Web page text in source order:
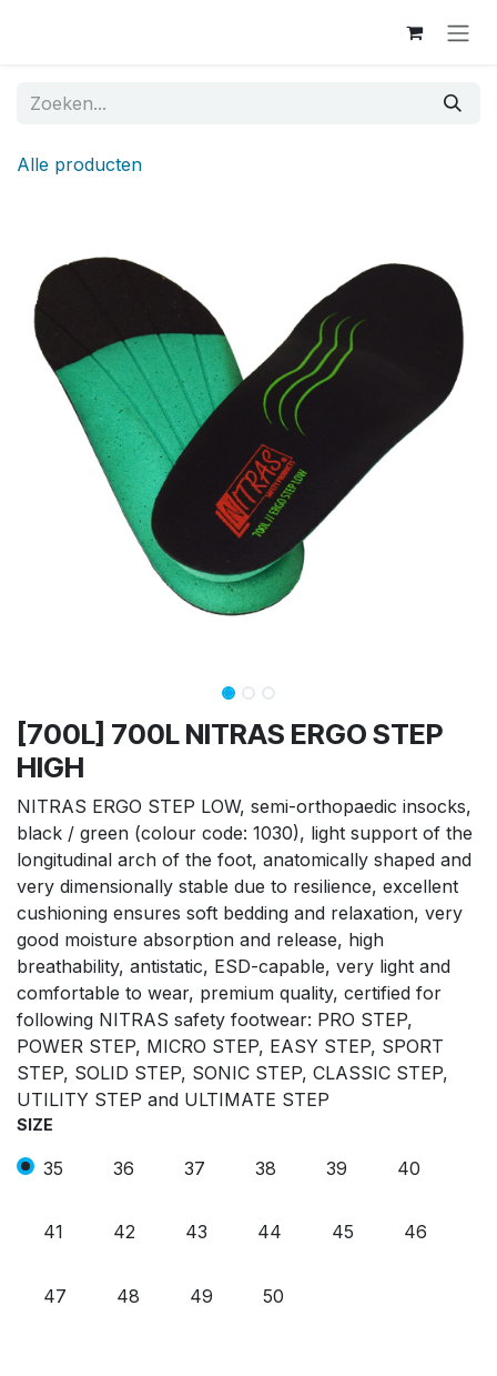
Alle producten
[700L] 700L NITRAS ERGO STEP
HIGH
NITRAS ERGO STEP LOW, semi-orthopaedic insocks,
black / green (colour code: 1030), light support of the
longitudinal arch of the foot, anatomically shaped and
very dimensionally stable due to resilience, excellent
cushioning ensures soft bedding and relaxation, very
good moisture absorption and release, high
breathability, antistatic, ESD-capable, very light and
comfortable to wear, premium quality, certified for
following NITRAS safety footwear: PRO STEP,
POWER STEP, MICRO STEP, EASY STEP, SPORT
STEP, SOLID STEP, SONIC STEP, CLASSIC STEP,
UTILITY STEP and ULTIMATE STEP
SIZE
35 36 37 38 39 40
41 42 43 44 45 46
47 48 49 50